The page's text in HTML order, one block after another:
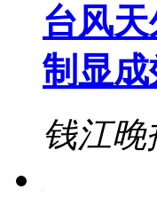
台风
制显成
钱江晚